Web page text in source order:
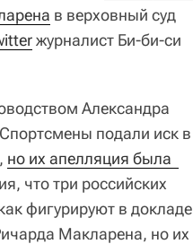
в верховный суд
журналист Би-би-си
Александра
подали иск в
но их апелляция была
что три российских
фигурируют в докладе
Макларена, но их